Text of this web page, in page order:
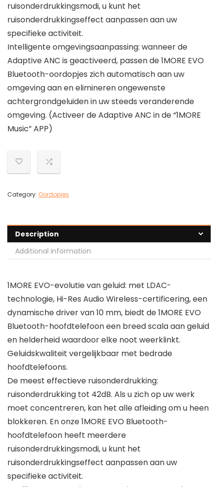
ruisonderdrukkingsmodi, u kunt het
ruisonderdrukkingseffect aanpassen aan uw
specifieke activiteit.
Intelligente omgevingsaanpassing: wanneer de
Adaptive ANC is geactiveerd, passen de 1MORE EVO
Bluetooth-oordopjes zich automatisch aan uw
omgeving aan en elimineren ongewenste
achtergrondgeluiden in uw steeds veranderende
omgeving. (Activeer de Adaptive ANC in de “1MORE
Music” APP)
Category: Oordopjes
Description
Additional information
1MORE EVO-evolutie van geluid: met LDAC-
technologie, Hi-Res Audio Wireless-certificering, een
dynamische driver van 10 mm, biedt de 1MORE EVO
Bluetooth-hoofdtelefoon een breed scala aan geluid
en helderheid waardoor elke noot weerklinkt.
Geluidskwaliteit vergelijkbaar met bedrade
hoofdtelefoons.
De meest effectieve ruisonderdrukking:
ruisonderdrukking tot 42dB. Als u zich op uw werk
moet concentreren, kan het alle afleiding om u heen
blokkeren. En onze 1MORE EVO Bluetooth-
hoofdtelefoon heeft meerdere
ruisonderdrukkingsmodi, u kunt het
ruisonderdrukkingseffect aanpassen aan uw
specifieke activiteit.